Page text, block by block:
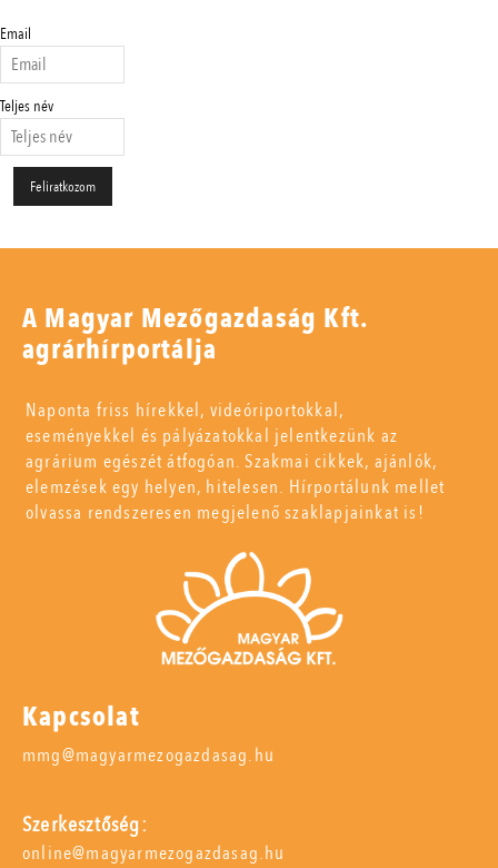
Email
Teljes név
A Magyar Mezőgazdaság Kft.
agrárhírportálja
Naponta friss hírekkel, videóriportokkal,
eseményekkel és pályázatokkal jelentkezünk az
agrárium egészét átfogóan. Szakmai cikkek, ajánlók,
elemzések egy helyen, hitelesen. Hírportálunk mellet
olvassa rendszeresen megjelenő szaklapjainkat is!
Kapcsolat
mmg@magyarmezogazdasag.hu
Szerkesztőség:
online@magyarmezogazdasag.hu